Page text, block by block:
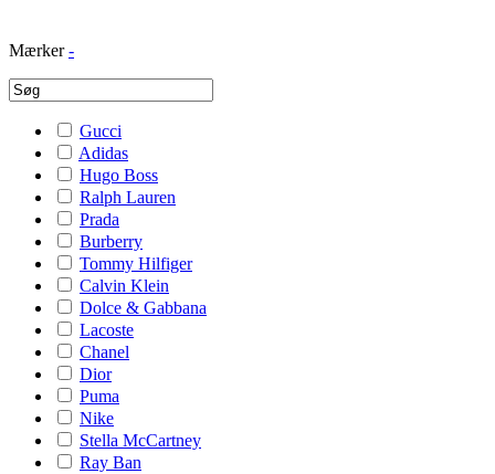
Mærker -
Gucci
Adidas
Hugo Boss
Ralph Lauren
Prada
Burberry
Tommy Hilfiger
Calvin Klein
Dolce & Gabbana
Lacoste
Chanel
Dior
Puma
Nike
Stella McCartney
Ray Ban